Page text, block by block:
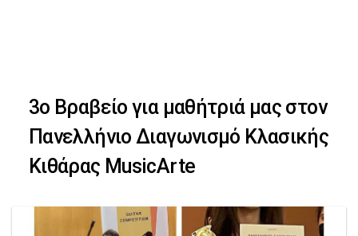
navigation
to
content
3ο Βραβείο για μαθήτριά μας στον
Πανελλήνιο Διαγωνισμό Κλασικής
Κιθάρας MusicArte